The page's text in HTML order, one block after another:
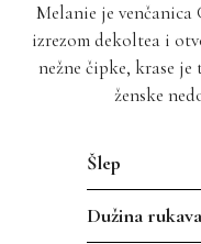
Melanie je
izrezom dekoltea i
nežne čipke, krase
ženske
Šlep
Dužina rukava